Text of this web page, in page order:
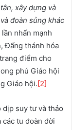
xây dựng và
đoàn sủng khác
nhấn mạnh
Đấng thánh hóa
điểm cho
phú Giáo hội
Giáo hội.[2]
dịp suy tư và thảo
tu đoàn đời